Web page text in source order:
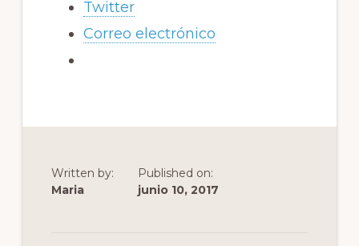
Twitter
Correo electrónico
Written by:
Maria
Published on:
junio 10, 2017